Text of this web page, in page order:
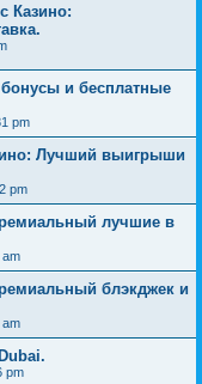
Казино:
и бесплатные
pm
Лучший выигрыши
pm
лучшие в
am
блэкджек и
am
pm